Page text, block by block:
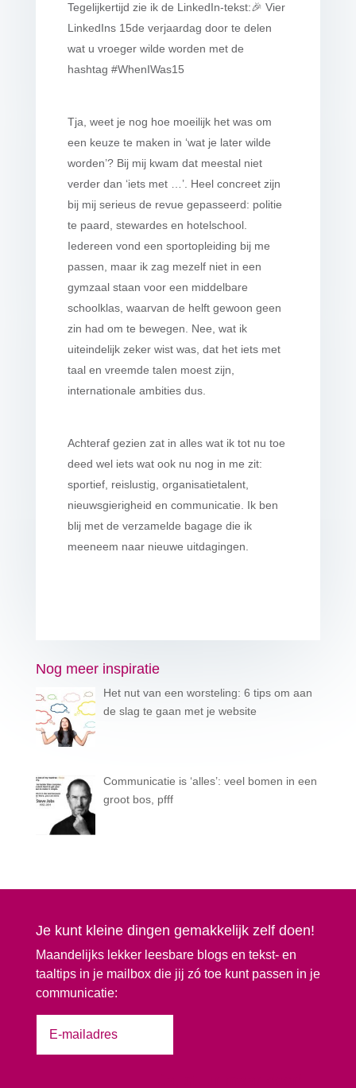
Tegelijkertijd zie ik de LinkedIn-tekst:🎉 Vier
LinkedIns 15de verjaardag door te delen
wat u vroeger wilde worden met de
hashtag #WhenIWas15
Tja, weet je nog hoe moeilijk het was om
een keuze te maken in ‘wat je later wilde
worden’? Bij mij kwam dat meestal niet
verder dan ‘iets met …’. Heel concreet zijn
bij mij serieus de revue gepasseerd: politie
te paard, stewardes en hotelschool.
Iedereen vond een sportopleiding bij me
passen, maar ik zag mezelf niet in een
gymzaal staan voor een middelbare
schoolklas, waarvan de helft gewoon geen
zin had om te bewegen. Nee, wat ik
uiteindelijk zeker wist was, dat het iets met
taal en vreemde talen moest zijn,
internationale ambities dus.
Achteraf gezien zat in alles wat ik tot nu toe
deed wel iets wat ook nu nog in me zit:
sportief, reislustig, organisatietalent,
nieuwsgierigheid en communicatie. Ik ben
blij met de verzamelde bagage die ik
meeneem naar nieuwe uitdagingen.
Nog meer inspiratie
Het nut van een worsteling: 6 tips om aan
de slag te gaan met je website
Communicatie is ‘alles’: veel bomen in een
groot bos, pfff
Je kunt kleine dingen gemakkelijk zelf doen!
Maandelijks lekker leesbare blogs en tekst- en
taaltips in je mailbox die jij zó toe kunt passen in je
communicatie: